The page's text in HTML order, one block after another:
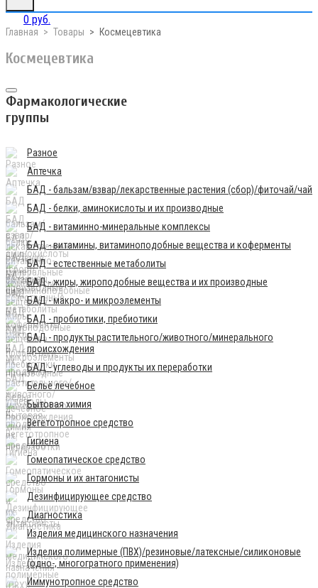
0 руб.
Главная Товары Космецевтика
Космецевтика
Фармакологические
группы
Разное
Аптечка
БАД - бальзам/взвар/лекарственные растения (сбор)/фиточай/чай
БАД - белки, аминокислоты и их производные
БАД - витаминно-минеральные комплексы
БАД - витамины, витаминоподобные вещества и коферменты
БАД - естественные метаболиты
БАД - жиры, жироподобные вещества и их производные
БАД - макро- и микроэлементы
БАД - пробиотики, пребиотики
БАД - продукты растительного/животного/минерального
происхождения
БАД - углеводы и продукты их переработки
Бельё лечебное
Бытовая химия
Вегетотропное средство
Гигиена
Гомеопатическое средство
Гормоны и их антагонисты
Дезинфицирующее средство
Диагностика
Изделия медицинского назначения
Изделия полимерные (ПВХ)/резиновые/латексные/силиконовые
(одно-, многогратного применения)
Иммунотропное средство